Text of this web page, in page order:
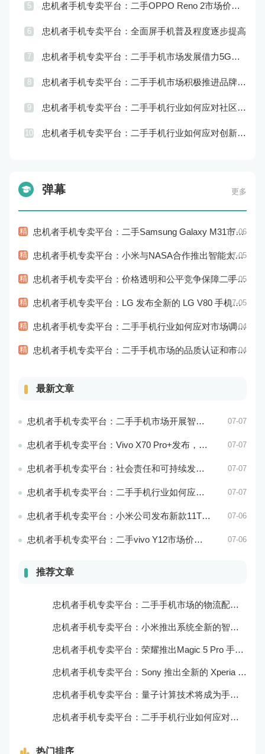
5 忠机者手机专卖平台：二手OPPO Reno 2市场价格相对稳定
6 忠机者手机专卖平台：全面屏手机普及程度逐步提高
7 忠机者手机专卖平台：二手手机市场发展借力5G，迎来新机遇
8 忠机者手机专卖平台：二手手机市场积极推进品牌转型，实现品牌创新和升级
9 忠机者手机专卖平台：二手手机行业如何应对社区运营的重要性
10 忠机者手机专卖平台：二手手机行业如何应对创新驱动的发展
弹幕 更多
精 忠机者手机专卖平台：二手Samsung Galaxy M31市场价格持续下跌07-06
精 忠机者手机专卖平台：小米与NASA合作推出智能太空手表07-05
精 忠机者手机专卖平台：价格透明和公平竞争保障二手手机交易市场的稳定性和健康发展07-05
精 忠机者手机专卖平台：LG 发布全新的 LG V80 手机，支持 5G 网络07-05
精 忠机者手机专卖平台：二手手机行业如何应对市场调整的变动07-04
精 忠机者手机专卖平台：二手手机市场的品质认证和市场溯源07-04
最新文章
忠机者手机专卖平台：二手手机市场开展智能化运营，优化市场流程和效率 07-07
忠机者手机专卖平台：Vivo X70 Pro+发布，搭载超强的拍照能力和高效的处理器 07-07
忠机者手机专卖平台：社会责任和可持续发展是二手手机行业发展的关键 07-07
忠机者手机专卖平台：二手手机行业如何应对环境保护的责任 07-07
忠机者手机专卖平台：小米公司发布新款11T Pro手机，搭载120W快充技术 07-06
忠机者手机专卖平台：二手vivo Y12市场价格相对稳定 07-06
推荐文章
忠机者手机专卖平台：二手手机市场的物流配送和出售方式
忠机者手机专卖平台：小米推出系统全新的智能厨房
忠机者手机专卖平台：荣耀推出Magic 5 Pro 手机，搭载麒麟9000处理器和5000万像素主摄像头
忠机者手机专卖平台：Sony 推出全新的 Xperia 1 III 手机，展现出卓越的技术和品质
忠机者手机专卖平台：量子计算技术将成为手机行业的新的发展方向
忠机者手机专卖平台：二手手机行业如何应对生态系统的要求
热门排序